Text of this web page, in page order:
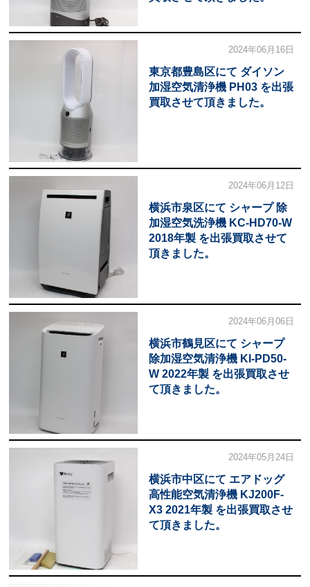
2024年06月16日
東京都豊島区にて ダイソン
加湿空気清浄機 PH03 を出張
買取させて頂きました。
2024年06月12日
横浜市泉区にて シャープ 除
加湿空気洗浄機 KC-HD70-W
2018年製 を出張買取させて
頂きました。
2024年06月06日
横浜市鶴見区にて シャープ
除加湿空気清浄機 KI-PD50-
W 2022年製 を出張買取させ
て頂きました。
2024年05月24日
横浜市中区にて エアドッグ
高性能空気清浄機 KJ200F-
X3 2021年製 を出張買取させ
て頂きました。